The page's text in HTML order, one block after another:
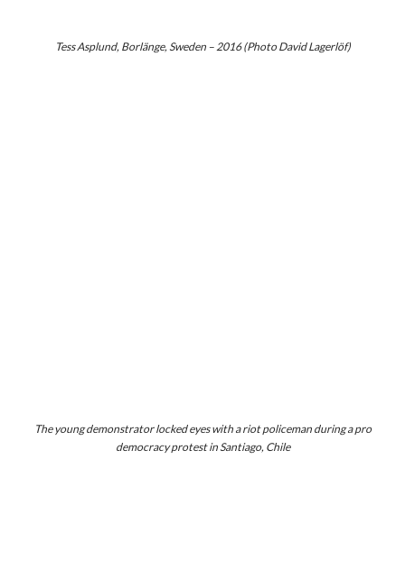
Tess Asplund, Borlänge, Sweden – 2016 (Photo David Lagerlöf)
The young demonstrator locked eyes with a riot policeman during a pro
democracy protest in Santiago, Chile